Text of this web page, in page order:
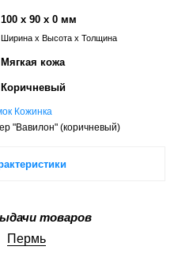
100 x 90 x 0 мм
Ширина x Высота x Толщина
Мягкая кожа
Коричневый
Кожинка
"Вавилон" (коричневый)
товаров
Пермь